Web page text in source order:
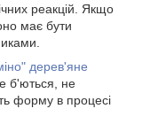
реакцій. Якщо
має бути
дерев'яне
б'ються, не
форму в процесі